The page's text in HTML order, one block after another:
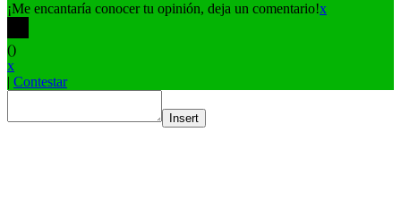
¡Me encantaría conocer tu opinión, deja un comentario!x
()
x
| Contestar
Insert